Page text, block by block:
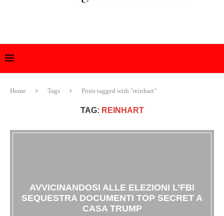
Home Tags Posts tagged with "reinhart"
TAG: REINHART
AVVICINANDOSI ALLE ELEZIONI L’FBI
SEQUESTRA DOCUMENTI TOP SECRET A
CASA TRUMP